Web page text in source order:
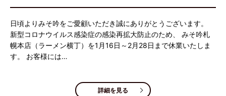
日頃よりみそ吟をご愛顧いただき誠にありがとうございます。
新型コロナウイルス感染症の感染再拡大防止のため、 みそ吟札
幌本店（ラーメン横丁）を1月16日～2月28日まで休業いたしま
す。 お客様には…
詳細を見る